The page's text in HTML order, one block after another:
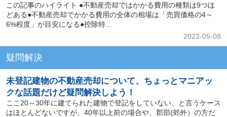
この記事のハイライト ●不動産売却ではかかる費用の種類は9つほ
どある●不動産売却でかかる費用の全体の相場は「売買価格の4～
6%程度」が目安になる●控除特...
2023-05-08
疑問解決
未登記建物の不動産売却について、ちょっとマニアッ
クな話題だけど疑問解決しよう！
ここ20～30年に建てられた建物で登記をしていない、と言うケース
はほとんどないですが、40年以上前の場合や、郡部(郊外）の方だ